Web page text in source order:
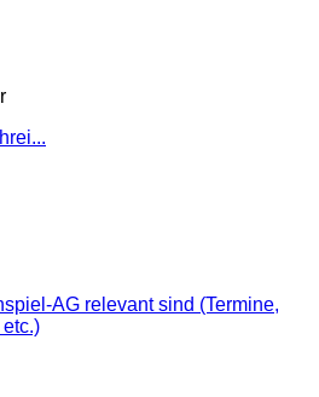
AG relevant sind (Termine,